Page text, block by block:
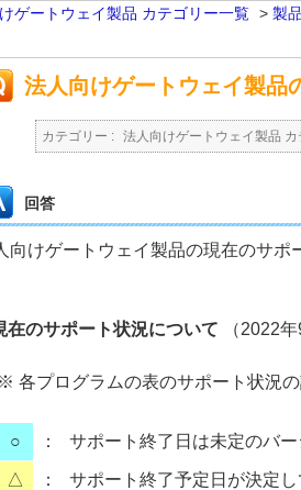
ゲートウェイ製品 カテゴリー一覧 > 製
法人向けゲートウェイ製品
カテゴリー : 法人向けゲートウェイ製品
回答
向けゲートウェイ製品の現在のサポ
在のサポート状況について （2022
※ 各プログラムの表のサポート状況の
○ ： サポート終了日は未定のバ
△ ： サポート終了予定日が決定